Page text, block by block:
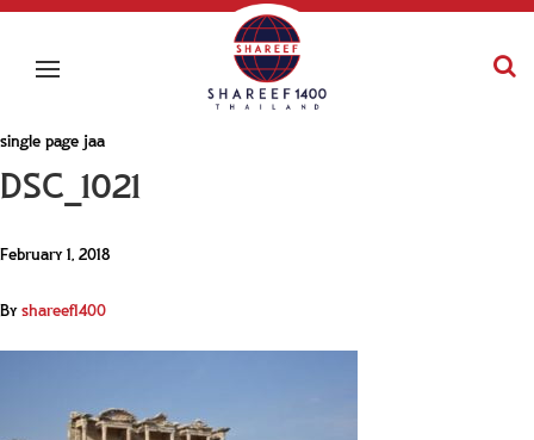
single page jaa
DSC_1021
February 1, 2018
Byshareef1400